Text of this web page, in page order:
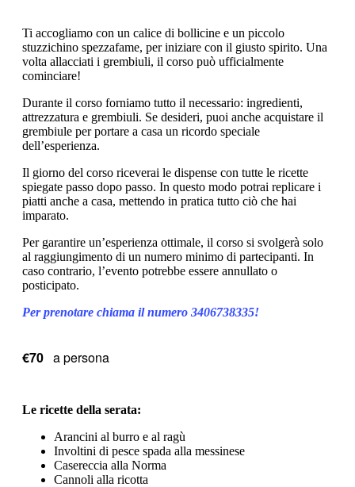
Ti accogliamo con un calice di bollicine e un piccolo
stuzzichino spezzafame, per iniziare con il giusto spirito. Una
volta allacciati i grembiuli, il corso può ufficialmente
cominciare!
Durante il corso forniamo tutto il necessario: ingredienti,
attrezzatura e grembiuli. Se desideri, puoi anche acquistare il
grembiule per portare a casa un ricordo speciale
dell’esperienza.
Il giorno del corso riceverai le dispense con tutte le ricette
spiegate passo dopo passo. In questo modo potrai replicare i
piatti anche a casa, mettendo in pratica tutto ciò che hai
imparato.
Per garantire un’esperienza ottimale, il corso si svolgerà solo
al raggiungimento di un numero minimo di partecipanti. In
caso contrario, l’evento potrebbe essere annullato o
posticipato.
Per prenotare chiama il numero 3406738335!
€70 a persona
Le ricette della serata:
Arancini al burro e al ragù
Involtini di pesce spada alla messinese
Casereccia alla Norma
Cannoli alla ricotta